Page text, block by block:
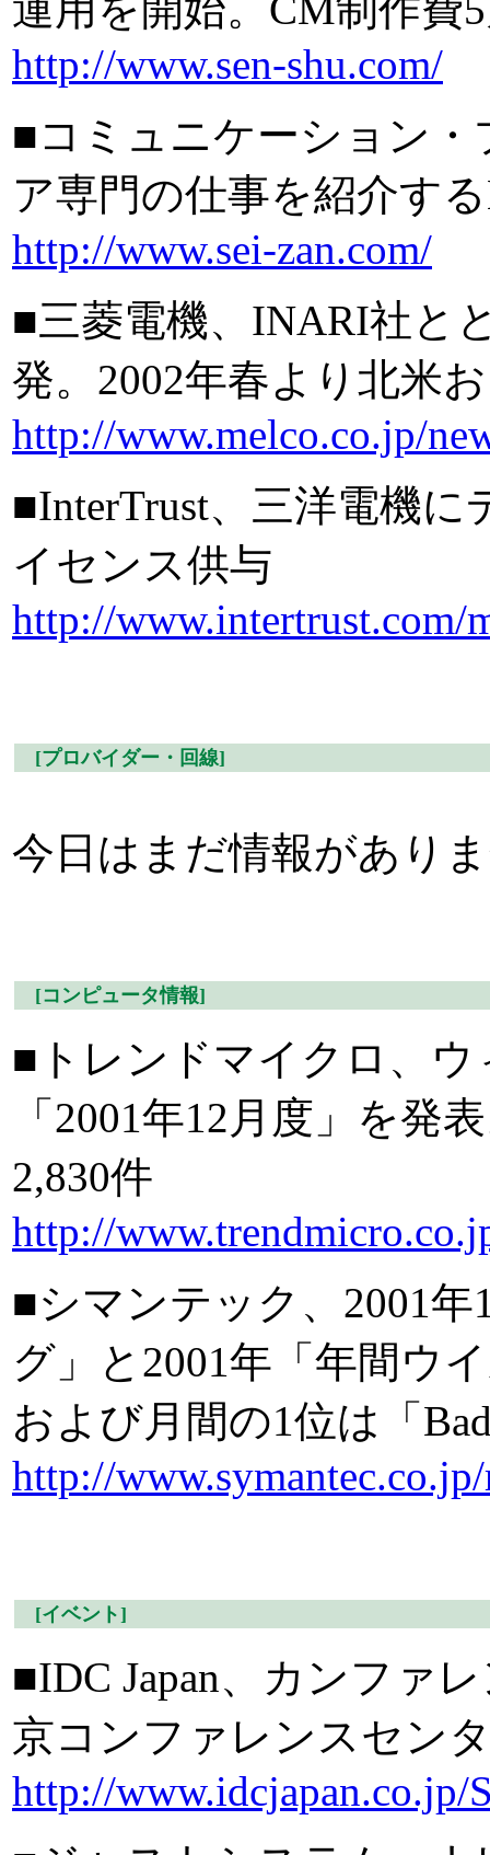
運用を開始。CM制作費
http://www.sen-shu.com/
■コミュニケーション
ア専門の仕事を紹介す
http://www.sei-zan.com/
■三菱電機、INARI社と
発。2002年春より北米
http://www.melco.co.jp/
■InterTrust、三洋電機
イセンス供与
http://www.intertrust.com/
[プロバイダー・回線]
今日はまだ情報があり
[コンピュータ情報]
■トレンドマイクロ、
「2001年12月度」を発
2,830件
http://
■シマンテック、2001
グ」と2001年「年間ウ
および月間の1位は「
http://
[イベント]
■IDC Japan、カンファ
京コンファレンスセン
http://www.idcjapan.co.jp/